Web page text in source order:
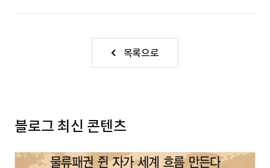
목록으로
블로그 최신 콘텐츠